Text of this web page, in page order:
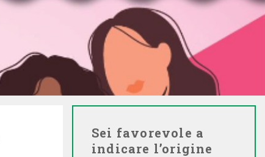
Sei favorevole a
indicare l’origine